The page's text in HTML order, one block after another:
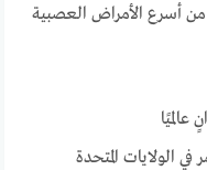
أسرع الأمراض العصبية